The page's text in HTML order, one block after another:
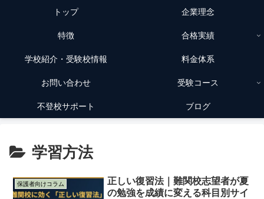
トップ 企業理念
特徴 合格実績
学校紹介・受験校情報 料金体系
お問い合わせ 受験コース
不登校サポート ブログ
学習方法
保護者向けコラム
正しい復習法｜難関校志望者が夏
の勉強を成績に変える科目別サイ